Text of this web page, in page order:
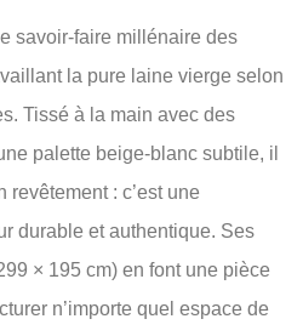
savoir-faire millénaire des
la pure laine vierge selon
Tissé à la main avec des
palette beige-blanc subtile, il
revêtement : c’est une
durable et authentique. Ses
× 195 cm) en font une pièce
n’importe quel espace de